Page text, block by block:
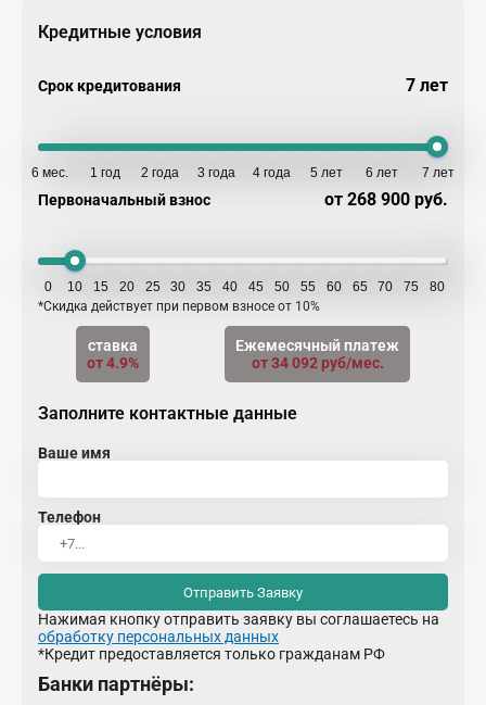
Кредитные условия
Срок кредитования 7 лет
6 мес. 1 год 2 года 3 года 4 года 5 лет 6 лет 7 лет
Первоначальный взнос от 268 900 руб.
0 10 15 20 25 30 35 40 45 50 55 60 65 70 75
80
*Скидка действует при первом взносе от 10%
ставка
от 4.9%
Ежемесячный платеж
от 34 092 руб/мес.
Заполните контактные данные
Ваше имя
Телефон
Отправить Заявку
Нажимая кнопку отправить заявку вы соглашаетесь на
обработку персональных данных
*Кредит предоставляется только гражданам РФ
Банки партнёры: